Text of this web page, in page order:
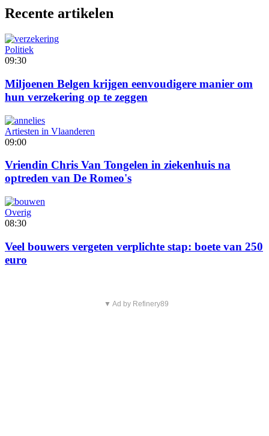
Recente artikelen
Politiek
09:30
Miljoenen Belgen krijgen eenvoudigere manier om
hun verzekering op te zeggen
Artiesten in Vlaanderen
09:00
Vriendin Chris Van Tongelen in ziekenhuis na
optreden van De Romeo's
Overig
08:30
Veel bouwers vergeten verplichte stap: boete van 250
euro
▼ Ad by Refinery89